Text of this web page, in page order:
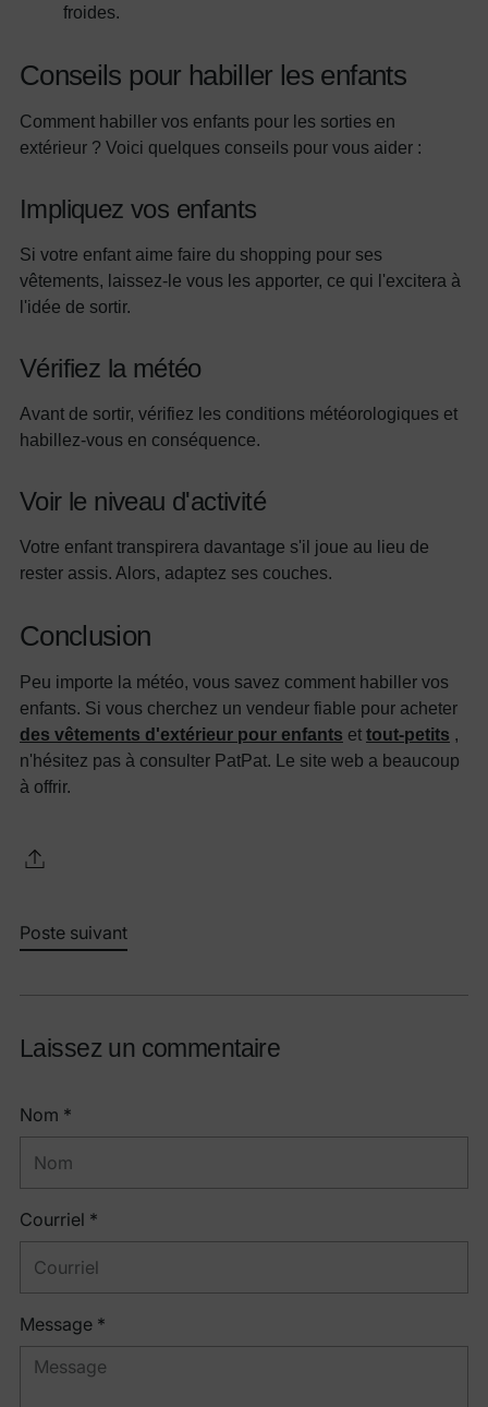
froides.
Conseils pour habiller les enfants
Comment habiller vos enfants pour les sorties en
extérieur ? Voici quelques conseils pour vous aider :
Impliquez vos enfants
Si votre enfant aime faire du shopping pour ses
vêtements, laissez-le vous les apporter, ce qui l'excitera à
l'idée de sortir.
Vérifiez la météo
Avant de sortir, vérifiez les conditions météorologiques et
habillez-vous en conséquence.
Voir le niveau d'activité
Votre enfant transpirera davantage s'il joue au lieu de
rester assis. Alors, adaptez ses couches.
Conclusion
Peu importe la météo, vous savez comment habiller vos
enfants. Si vous cherchez un vendeur fiable pour acheter
des vêtements d'extérieur pour enfants et tout-petits
n'hésitez pas à consulter PatPat. Le site web a beaucoup
à offrir.
Poste suivant
Laissez un commentaire
Nom *
Courriel *
Message *